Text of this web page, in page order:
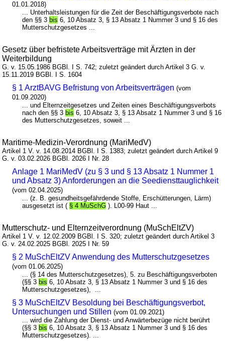
01.01.2018)
... Unterhaltsleistungen für die Zeit der Beschäftigungsverbote nach
den §§ 3 bis 6, 10 Absatz 3, § 13 Absatz 1 Nummer 3 und § 16 des
Mutterschutzgesetzes ...
Gesetz über befristete Arbeitsverträge mit Ärzten in der
Weiterbildung
G. v. 15.05.1986 BGBl. I S. 742; zuletzt geändert durch Artikel 3 G. v.
15.11.2019 BGBl. I S. 1604
§ 1 ArztBAVG Befristung von Arbeitsverträgen (vom
01.09.2020)
... und Elternzeitgesetzes und Zeiten eines Beschäftigungsverbots
nach den §§ 3 bis 6, 10 Absatz 3, § 13 Absatz 1 Nummer 3 und § 16
des Mutterschutzgesetzes, soweit ...
Maritime-Medizin-Verordnung (MariMedV)
Artikel 1 V. v. 14.08.2014 BGBl. I S. 1383; zuletzt geändert durch Artikel 9
G. v. 03.02.2026 BGBl. 2026 I Nr. 28
Anlage 1 MariMedV (zu § 3 und § 13 Absatz 1 Nummer 1
und Absatz 3) Anforderungen an die Seediensttauglichkeit
(vom 02.04.2025)
... (z. B. gesundheitsgefährdende Stoffe, Erschütterungen, Lärm)
ausgesetzt ist ( § 4 MuSchG ). L00-99 Haut ...
Mutterschutz- und Elternzeitverordnung (MuSchEltZV)
Artikel 1 V. v. 12.02.2009 BGBl. I S. 320; zuletzt geändert durch Artikel 3
G. v. 24.02.2025 BGBl. 2025 I Nr. 59
§ 2 MuSchEltZV Anwendung des Mutterschutzgesetzes
(vom 01.06.2025)
... (§ 14 des Mutterschutzgesetzes), 5. zu Beschäftigungsverboten
(§§ 3 bis 6, 10 Absatz 3, § 13 Absatz 1 Nummer 3 und § 16 des
Mutterschutzgesetzes), ...
§ 3 MuSchEltZV Besoldung bei Beschäftigungsverbot,
Untersuchungen und Stillen (vom 01.09.2021)
... wird die Zahlung der Dienst- und Anwärterbezüge nicht berührt
(§§ 3 bis 6, 10 Absatz 3, § 13 Absatz 1 Nummer 3 und § 16 des
Mutterschutzgesetzes). ...